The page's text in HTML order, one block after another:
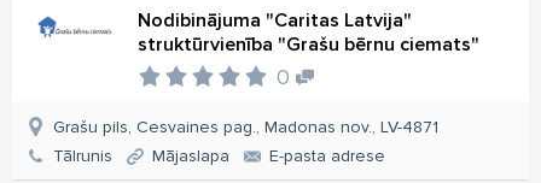
Nodibinājuma "Caritas Latvija"
struktūrvienība "Grašu bērnu ciemats"
0
Grašu pils, Cesvaines pag., Madonas nov., LV-4871
Tālrunis
Mājaslapa E-pasta adrese